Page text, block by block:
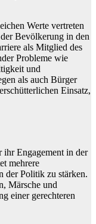
Werte vertreten
Bevölkerung in den
als Mitglied des
Probleme wie
und
als auch Bürger
Einsatz,
Engagement in der
mehrere
der Politik zu stärken.
Märsche und
einer gerechteren